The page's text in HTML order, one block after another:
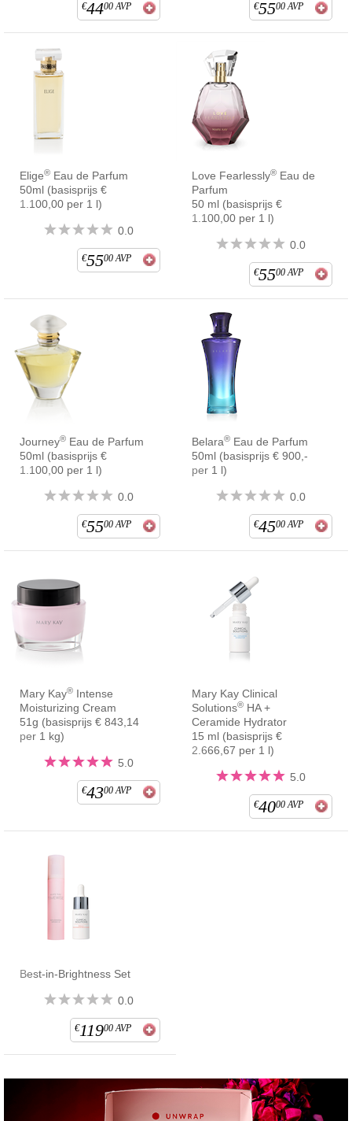
€4400 AVP €5500 AVP
Elige® Eau de Parfum
50ml (basisprijs €
1.100,00 per 1 l)
0.0
€5500 AVP
Love Fearlessly® Eau de
Parfum
50 ml (basisprijs €
1.100,00 per 1 l)
0.0
€5500 AVP
Journey® Eau de Parfum
50ml (basisprijs €
1.100,00 per 1 l)
0.0
€5500 AVP
Belara® Eau de Parfum
50ml (basisprijs € 900,-
per 1 l)
0.0
€4500 AVP
Mary Kay® Intense
Moisturizing Cream
51g (basisprijs € 843,14
per 1 kg)
5.0
€4300 AVP
Mary Kay Clinical
Solutions® HA +
Ceramide Hydrator
15 ml (basisprijs €
2.666,67 per 1 l)
5.0
€4000 AVP
Best-in-Brightness Set
0.0
€11900 AVP